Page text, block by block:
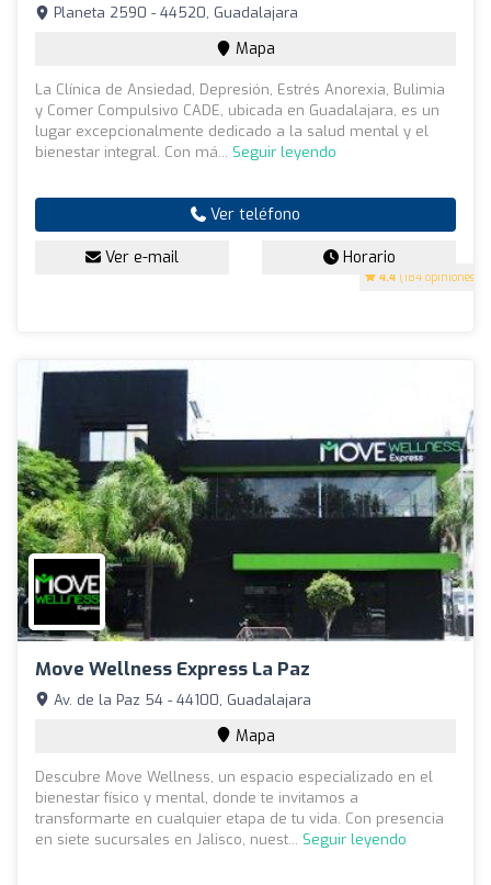
4.4 (184 opiniones)
Planeta 2590 - 44520, Guadalajara
Mapa
La Clínica de Ansiedad, Depresión, Estrés Anorexia, Bulimia
y Comer Compulsivo CADE, ubicada en Guadalajara, es un
lugar excepcionalmente dedicado a la salud mental y el
bienestar integral. Con má... Seguir leyendo
Ver teléfono
Ver e-mail Horario
Move Wellness Express La Paz
Av. de la Paz 54 - 44100, Guadalajara
Mapa
Descubre Move Wellness, un espacio especializado en el
bienestar físico y mental, donde te invitamos a
transformarte en cualquier etapa de tu vida. Con presencia
en siete sucursales en Jalisco, nuest... Seguir leyendo